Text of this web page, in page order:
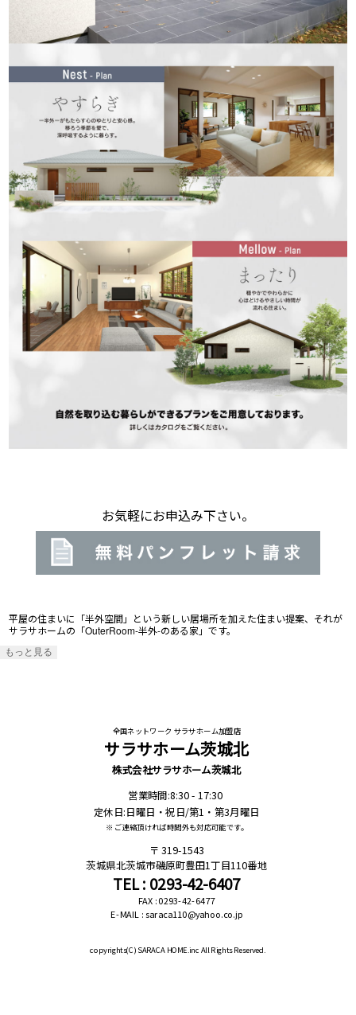
お気軽にお申込み下さい。
平屋の住まいに「半外空間」という新しい居場所を加えた住まい提案、それが
サラサホームの「OuterRoom-半外-のある家」です。
もっと見る
全国ネットワーク サラサホーム加盟店
サラサホーム茨城北
株式会社サラサホーム茨城北
営業時間:8:30 - 17:30
定休日:日曜日・祝日/第1・第3月曜日
※ ご連絡頂ければ時間外も対応可能です。
319-1543
茨城県北茨城市磯原町豊田1丁目110番地
TEL : 0293-42-6407
FAX : 0293-42-6477
E-MAIL : saraca110@yahoo.co.jp
copyrights(C)SARACA HOME.inc All Rights Reserved.